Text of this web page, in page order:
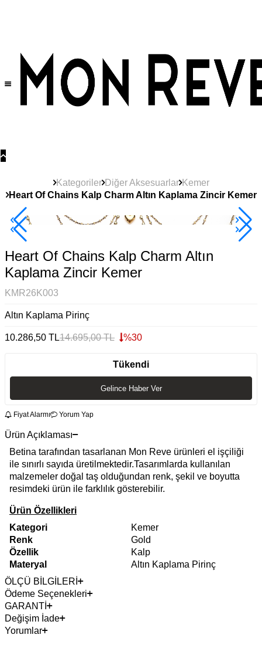
Kategoriler Diğer Aksesuarlar Kemer
Heart Of Chains Kalp Charm Altın Kaplama Zincir Kemer
2+ Ürüne +%10
Heart Of Chains Kalp Charm Altın
Kaplama Zincir Kemer
KMR26K003
Altın Kaplama Pirinç
10.286,50 TL14.695,00TL %30
Tükendi
Gelince Haber Ver
Fiyat Alarmı Yorum Yap
Ürün Açıklaması
Betina tarafından tasarlanan Mon Reve ürünleri el işçiliği
ile sınırlı sayıda üretilmektedir.Tasarımlarda kullanılan
malzemeler doğal taş olduğundan renk, şekil ve boyutta
resimdeki ürün ile farklılık gösterebilir.
Ürün Özellikleri
Kategori
Kemer
Renk
Gold
Özellik
Kalp
Materyal
Altın Kaplama Pirinç
ÖLÇÜ BİLGİLERİ
Ödeme Seçenekleri
GARANTİ
Değişim İade
Yorumlar